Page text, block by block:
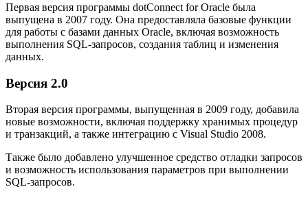
Первая версия программы dotConnect for Oracle была
выпущена в 2007 году. Она предоставляла базовые функции
для работы с базами данных Oracle, включая возможность
выполнения SQL-запросов, создания таблиц и изменения
данных.
Версия 2.0
Вторая версия программы, выпущенная в 2009 году, добавила
новые возможности, включая поддержку хранимых процедур
и транзакций, а также интеграцию с Visual Studio 2008.
Также было добавлено улучшенное средство отладки запросов
и возможность использования параметров при выполнении
SQL-запросов.